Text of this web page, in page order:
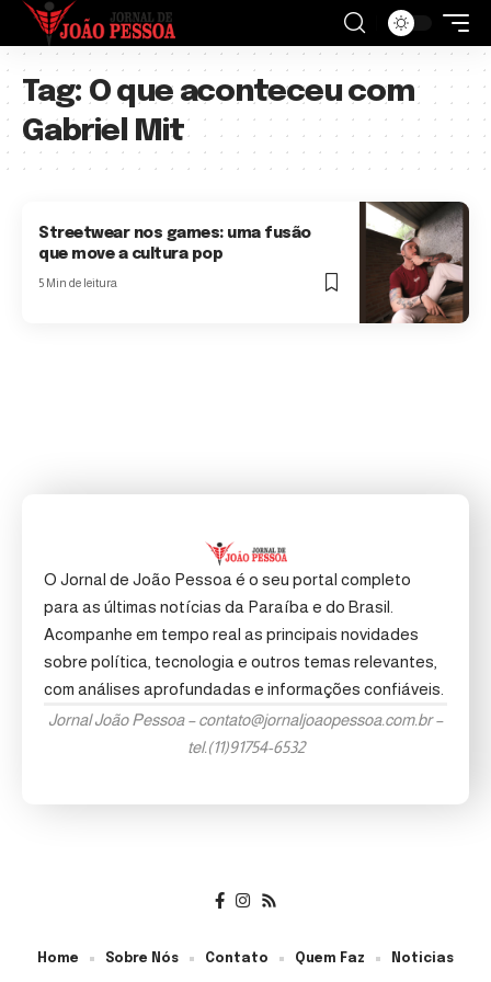
Tag: O que aconteceu com
Gabriel Mit
Streetwear nos games: uma fusão
que move a cultura pop
5 Min de leitura
O Jornal de João Pessoa é o seu portal completo
para as últimas notícias da Paraíba e do Brasil.
Acompanhe em tempo real as principais novidades
sobre política, tecnologia e outros temas relevantes,
com análises aprofundadas e informações confiáveis.
Jornal João Pessoa –contato@jornaljoaopessoa.com.br–
tel.(11)91754-6532
Home Sobre Nós Contato Quem Faz Noticias